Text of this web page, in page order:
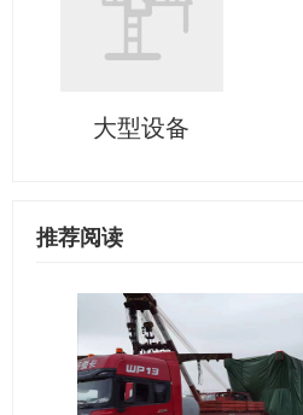
大型设备
推荐阅读